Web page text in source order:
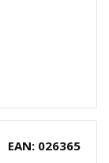
EAN: 026365